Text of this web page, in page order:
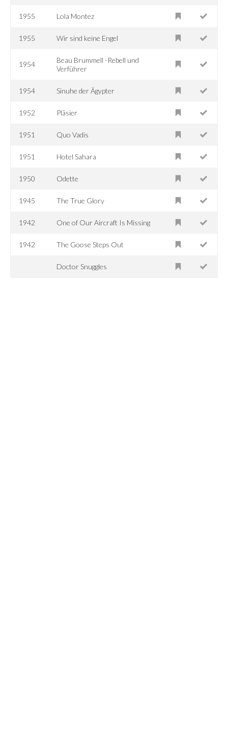
1955 Lola Montez
1955 Wir sind keine Engel
1954
Beau Brummell -Rebell und
Verführer
1954 Sinuhe der Ägypter
1952 Pläsier
1951 Quo Vadis
1951 Hotel Sahara
1950 Odette
1945 The True Glory
1942 One of Our Aircraft Is Missing
1942 The Goose Steps Out
Doctor Snuggles